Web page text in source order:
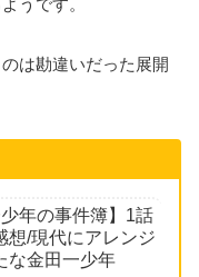
は勘違いだった展開
年の事件簿】1話
想/現代にアレンジ
な金田一少年